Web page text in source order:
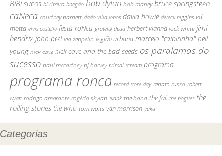
BiBi sucos bi ribeiro bnegão bob dylan bob marley bruce springsteen
caNeca courtney barnett dado villa-lobos david bowie dereck higgins ed
motta elvis costello festa roNca grateful dead herbert vianna jack white jimi
hendrix john peel led zeppelin legião urbana marcelo "caipirinha" neil
young nick cave nick cave and the bad seeds os paralamas do
sucesso paul mccartney pj harvey primal scream programa
programa ronca record store day renato russo robert
wyatt rodrigo amarante rogério skylab skank the band the fall the pogues the
rolling stones the who tom waits van morrison yuka
Categorias